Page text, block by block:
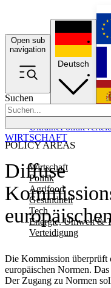
Open sub
navigation
Suchen
POLICY AREAS
Wirtschaft
Politik
Agrifood
Gesundheit
Tech
Energie, Umwelt &
Verteidigung
UkrainePolitik
Deutsch
Diffuse
Die Kommission überprüft
europäischen Normen.
Der Zugang zu Normen
WIRTSCHAFT